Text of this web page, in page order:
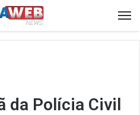
da Polícia Civil